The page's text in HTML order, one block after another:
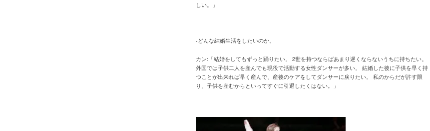
しい。」
-どんな結婚生活をしたいのか。
カン:「結婚をしてもずっと踊りたい。 2世を持つならばあまり遅くならないうちに持ちたい。
外国では子供二人を産んでも現役で活動する女性ダンサーが多い。 結婚した後に子供を早く持
つことが出来れば早く産んで、産後のケアをしてダンサーに戻りたい。 私のからだが許す限
り、子供を産むからといってすぐに引退したくはない。」